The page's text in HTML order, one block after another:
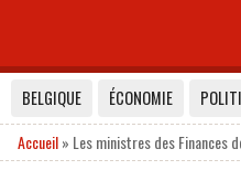
BELGIQUE ÉCONOMIE
Accueil» Les ministres des Finances